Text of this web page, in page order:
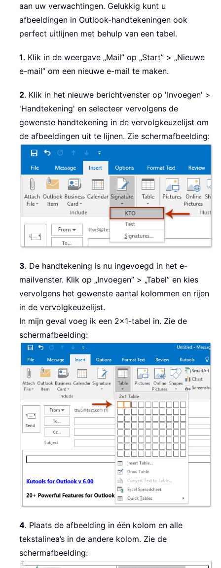
aan uw verwachtingen. Gelukkig kunt u
afbeeldingen in Outlook-handtekeningen ook
perfect uitlijnen met behulp van een tabel.
1. Klik in de weergave „Mail” op „Start” > „Nieuwe
e-mail” om een nieuwe e-mail te maken.
2. Klik in het nieuwe berichtvenster op 'Invoegen' >
'Handtekening' en selecteer vervolgens de
gewenste handtekening in de vervolgkeuzelijst om
de afbeeldingen uit te lijnen. Zie schermafbeelding:
3. De handtekening is nu ingevoegd in het e-
mailvenster. Klik op „Invoegen” > „Tabel” en kies
vervolgens het gewenste aantal kolommen en rijen
in de vervolgkeuzelijst.
In mijn geval voeg ik een 2×1-tabel in. Zie de
schermafbeelding:
4. Plaats de afbeelding in één kolom en alle
tekstalinea’s in de andere kolom. Zie de
schermafbeelding: